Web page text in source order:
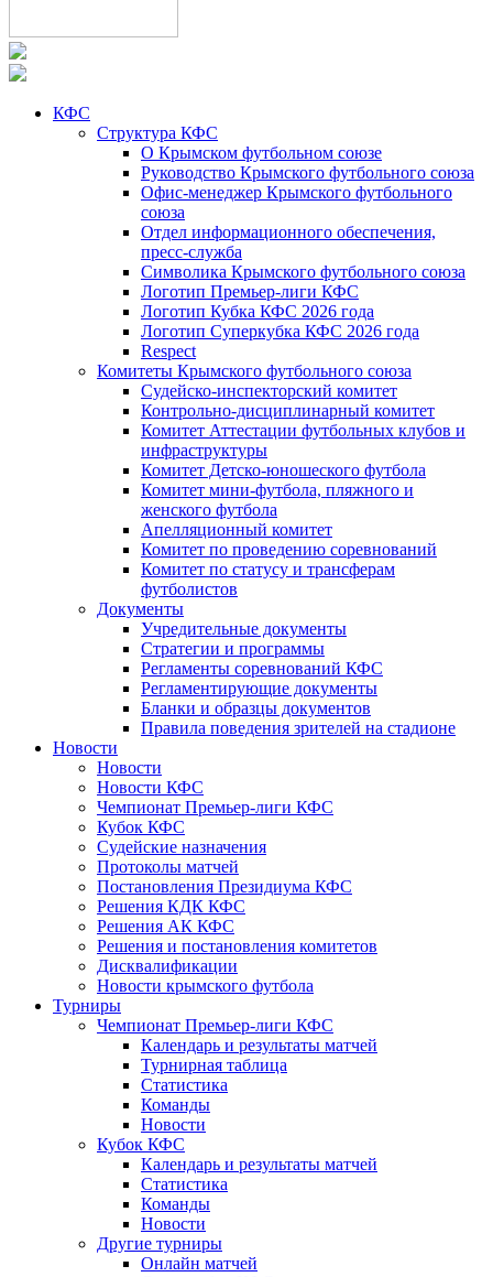
КФС
Структура КФС
О Крымском футбольном союзе
Руководство Крымского футбольного союза
Офис-менеджер Крымского футбольного
союза
Отдел информационного обеспечения,
пресс-служба
Символика Крымского футбольного союза
Логотип Премьер-лиги КФС
Логотип Кубка КФС 2026 года
Логотип Суперкубка КФС 2026 года
Respect
Комитеты Крымского футбольного союза
Судейско-инспекторский комитет
Контрольно-дисциплинарный комитет
Комитет Аттестации футбольных клубов и
инфраструктуры
Комитет Детско-юношеского футбола
Комитет мини-футбола, пляжного и
женского футбола
Апелляционный комитет
Комитет по проведению соревнований
Комитет по статусу и трансферам
футболистов
Документы
Учредительные документы
Стратегии и программы
Регламенты соревнований КФС
Регламентирующие документы
Бланки и образцы документов
Правила поведения зрителей на стадионе
Новости
Новости
Новости КФС
Чемпионат Премьер-лиги КФС
Кубок КФС
Судейские назначения
Протоколы матчей
Постановления Президиума КФС
Решения КДК КФС
Решения АК КФС
Решения и постановления комитетов
Дисквалификации
Новости крымского футбола
Турниры
Чемпионат Премьер-лиги КФС
Календарь и результаты матчей
Турнирная таблица
Статистика
Команды
Новости
Кубок КФС
Календарь и результаты матчей
Статистика
Команды
Новости
Другие турниры
Онлайн матчей